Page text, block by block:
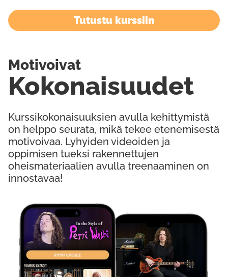
Tutustu kurssiin
Kurssikokonaisuuksien avulla kehittymistä
on helppo seurata, mikä tekee etenemisestä
motivoivaa. Lyhyiden videoiden ja
oppimisen tueksi rakennettujen
oheismateriaalien avulla treenaaminen on
innostavaa!
Kokonaisuudet
Motivoivat